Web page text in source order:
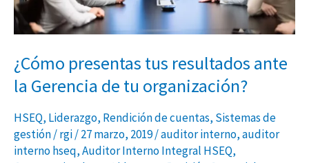
¿Cómo presentas tus resultados ante
la Gerencia de tu organización?
HSEQ, Liderazgo, Rendición de cuentas, Sistemas de
gestión/rgi/27 marzo, 2019/auditor interno,auditor
interno hseq,Auditor Interno Integral HSEQ,
de
tu
organización?